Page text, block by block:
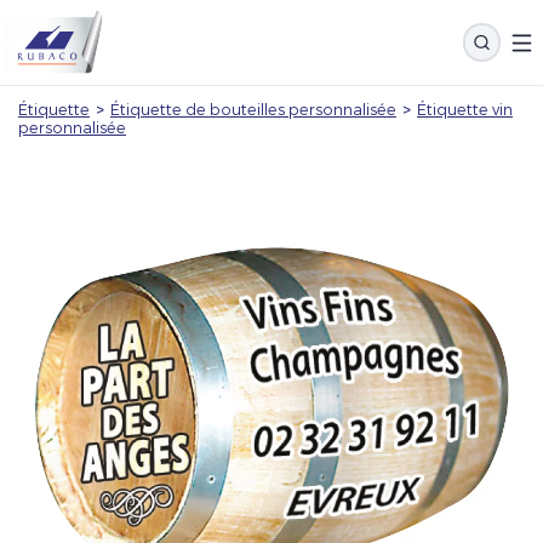
Étiquette > Étiquette de bouteilles personnalisée > Étiquette vin
personnalisée